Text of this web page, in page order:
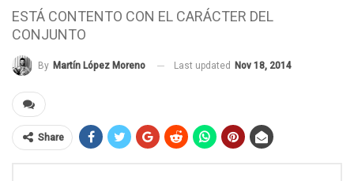
ESTÁ CONTENTO CON EL CARÁCTER DEL
CONJUNTO
By Martín López Moreno Last updated Nov 18, 2014
Share